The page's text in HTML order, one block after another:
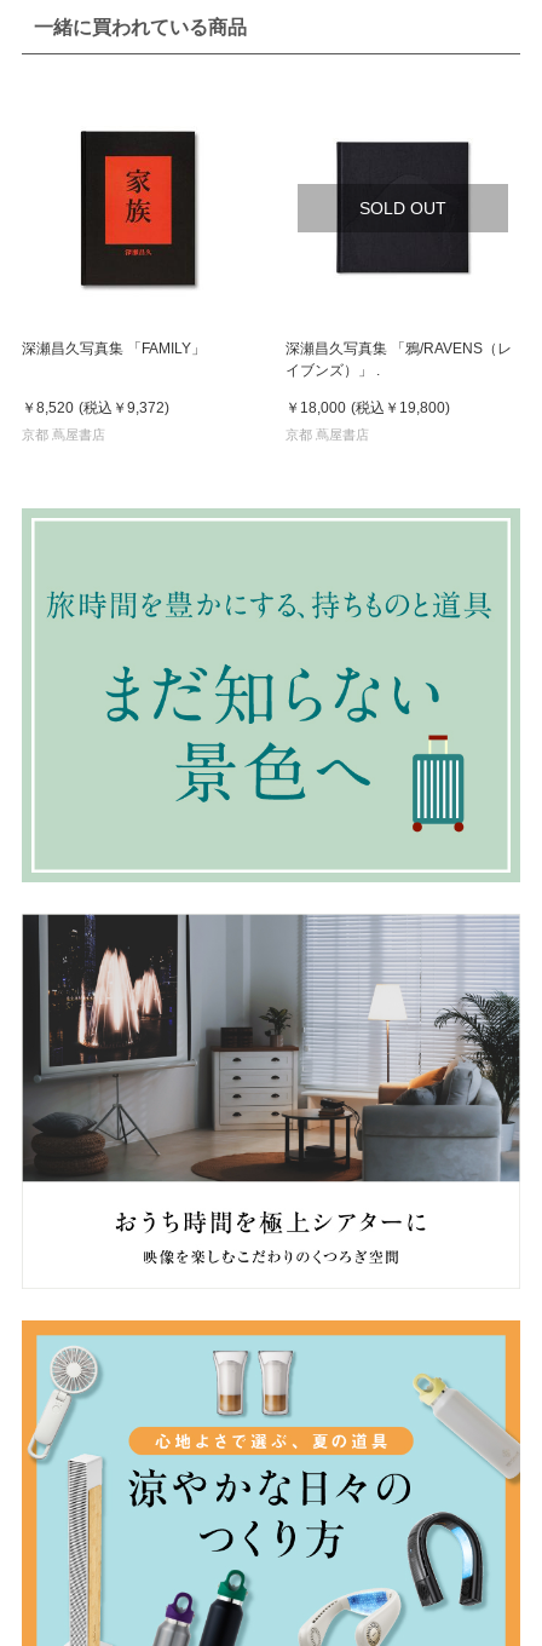
一緒に買われている商品
深瀬昌久写真集 「FAMILY」
￥8,520 (税込 ￥9,372)
京都 蔦屋書店
SOLD OUT
深瀬昌久写真集 「鴉/RAVENS（レ
イブンズ）」 .
￥18,000 (税込 ￥19,800)
京都 蔦屋書店